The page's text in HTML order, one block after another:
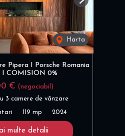
Harta
Next
Pipera I Porsche Romania
I COMISION 0%
€ (negociabil)
3 camere de vânzare
119 mp 2024
multe detalii